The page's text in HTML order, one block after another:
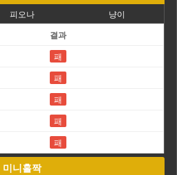
피오나 냥이
결과
패
패
패
패
패
미니홀짝